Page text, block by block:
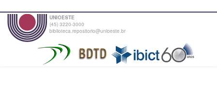
UNIOESTE
(45) 3220-3000
biblioteca.repositorio@unioeste.br